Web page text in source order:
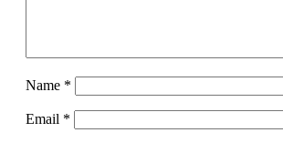
Name *
Email *